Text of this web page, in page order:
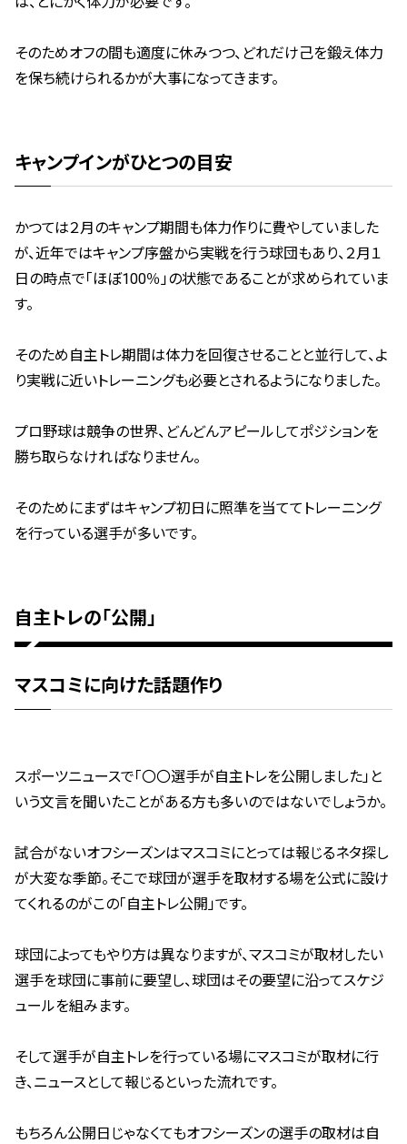
そのためオフの間も適度に休みつつ、どれだけ己を鍛え体力
を保ち続けられるかが大事になってきます。
キャンプインがひとつの目安
かつては２月のキャンプ期間も体力作りに費やしていました
が、近年ではキャンプ序盤から実戦を行う球団もあり、２月１
日の時点で「ほぼ100％」の状態であることが求められていま
す。
そのため自主トレ期間は体力を回復させることと並行して、よ
り実戦に近いトレーニングも必要とされるようになりました。
プロ野球は競争の世界、どんどんアピールしてポジションを
勝ち取らなければなりません。
そのためにまずはキャンプ初日に照準を当ててトレーニング
を行っている選手が多いです。
自主トレの「公開」
マスコミに向けた話題作り
スポーツニュースで「〇〇選手が自主トレを公開しました」と
いう文言を聞いたことがある方も多いのではないでしょうか。
試合がないオフシーズンはマスコミにとっては報じるネタ探し
が大変な季節。そこで球団が選手を取材する場を公式に設け
てくれるのがこの「自主トレ公開」です。
球団によってもやり方は異なりますが、マスコミが取材したい
選手を球団に事前に要望し、球団はその要望に沿ってスケジ
ュールを組みます。
そして選手が自主トレを行っている場にマスコミが取材に行
き、ニュースとして報じるといった流れです。
もちろん公開日じゃなくてもオフシーズンの選手の取材は自